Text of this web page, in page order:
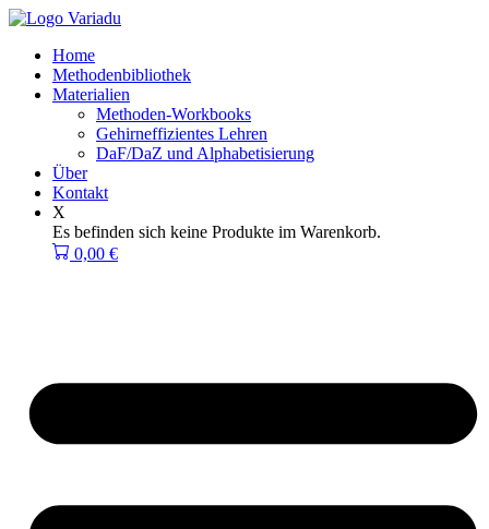
Zum
springenHome
Methodenbibliothek
Materialien
Methoden-Workbooks
Gehirneffizientes Lehren
DaF/DaZ und Alphabetisierung
Über
Kontakt
X
Es befinden sich keine Produkte im Warenkorb.
0,00 €